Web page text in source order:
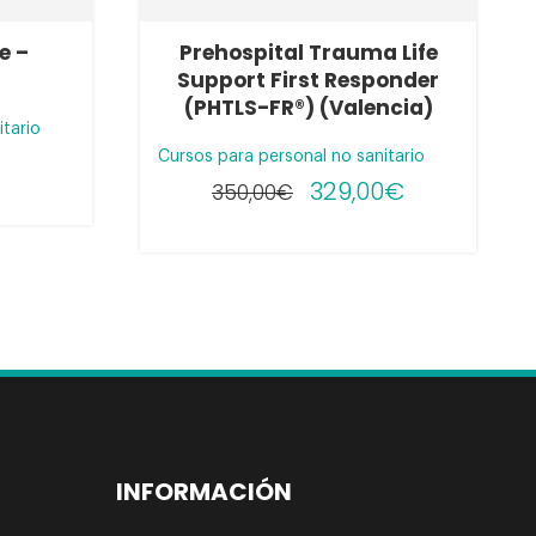
–
Prehospital Trauma Life
Support First Responder
(PHTLS-FR®) (Valencia)
Cursos para personal no sanitario
350,00€ 329,00€
INFORMACIÓN